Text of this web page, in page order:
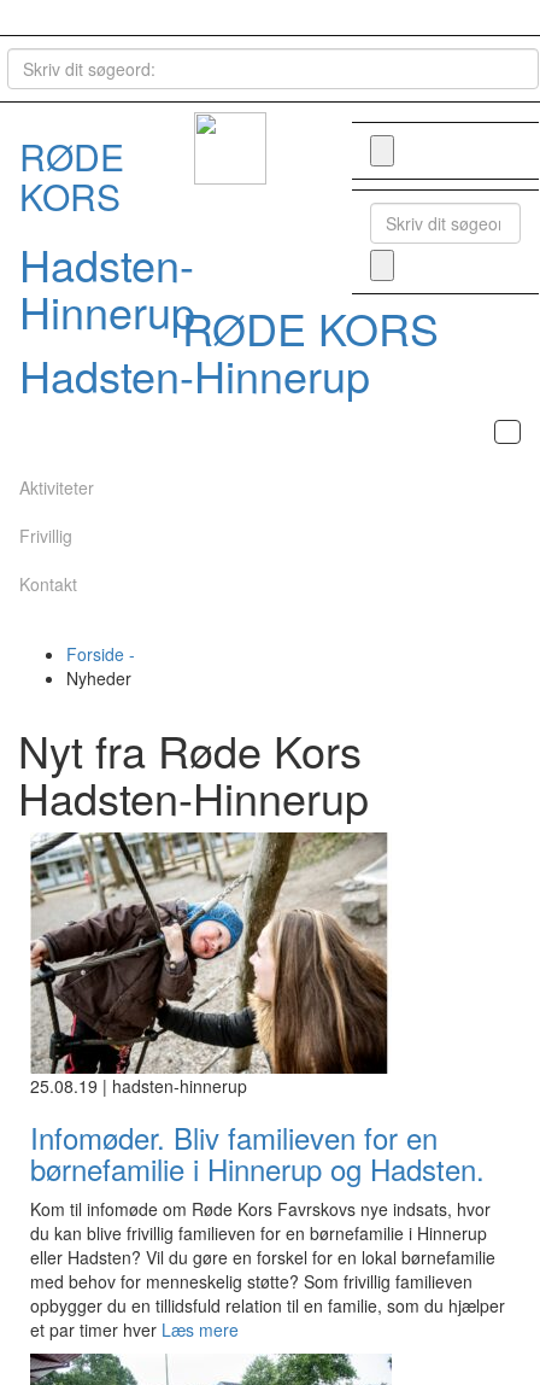
RØDE
KORS
Hadsten-
HinnerupRØDE KORS
Hadsten-Hinnerup
Aktiviteter
Frivillig
Kontakt
Forside -
Nyheder
Nyt fra Røde Kors
Hadsten-Hinnerup
25.08.19 | hadsten-hinnerup
Infomøder. Bliv familieven for en
børnefamilie i Hinnerup og Hadsten.
Kom til infomøde om Røde Kors Favrskovs nye indsats, hvor
du kan blive frivillig familieven for en børnefamilie i Hinnerup
eller Hadsten? Vil du gøre en forskel for en lokal børnefamilie
med behov for menneskelig støtte? Som frivillig familieven
opbygger du en tillidsfuld relation til en familie, som du hjælper
et par timer hver Læs mere